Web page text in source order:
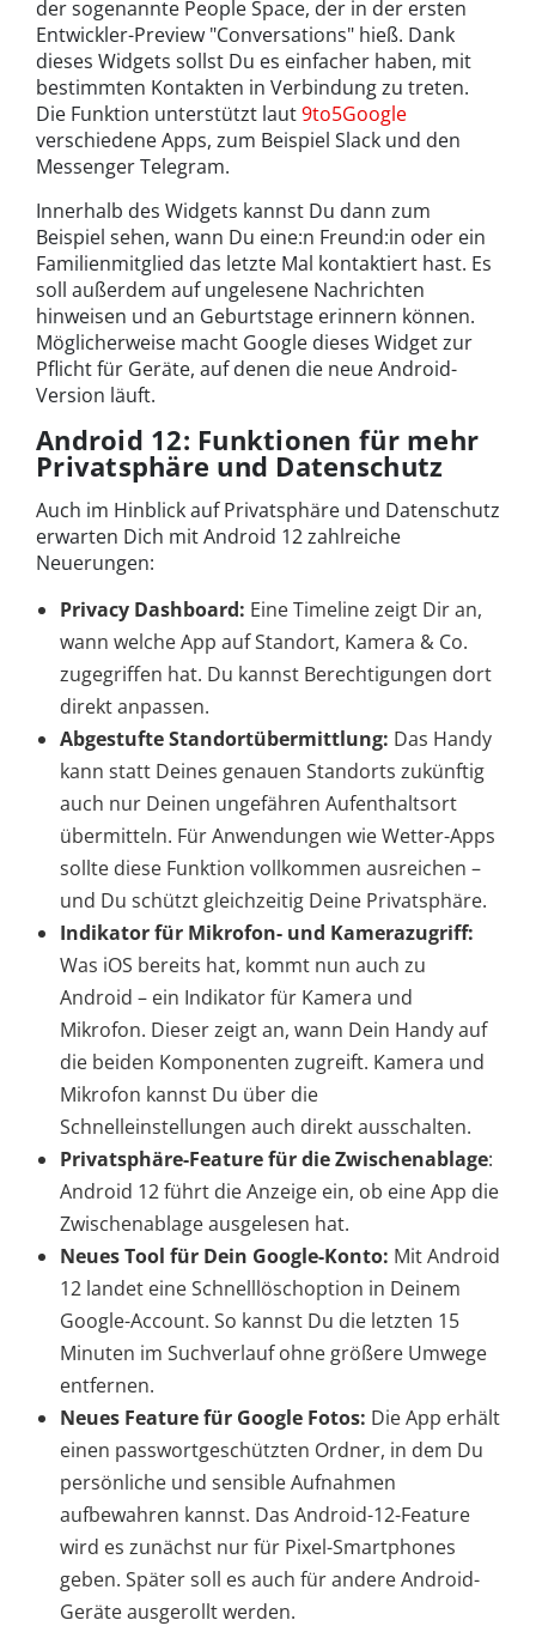
der sogenannte People Space, der in der ersten
Entwickler-Preview "Conversations" hieß. Dank
dieses Widgets sollst Du es einfacher haben, mit
bestimmten Kontakten in Verbindung zu treten.
Die Funktion unterstützt laut9to5Google
verschiedene Apps, zum Beispiel Slack und den
Messenger Telegram.
Innerhalb des Widgets kannst Du dann zum
Beispiel sehen, wann Du eine:n Freund:in oder ein
Familienmitglied das letzte Mal kontaktiert hast. Es
soll außerdem auf ungelesene Nachrichten
hinweisen und an Geburtstage erinnern können.
Möglicherweise macht Google dieses Widget zur
Pflicht für Geräte, auf denen die neue Android-
Version läuft.
Android 12: Funktionen für mehr
Privatsphäre und Datenschutz
Auch im Hinblick auf Privatsphäre und Datenschutz
erwarten Dich mit Android 12 zahlreiche
Neuerungen:
Privacy Dashboard: Eine Timeline zeigt Dir an,
wann welche App auf Standort, Kamera & Co.
zugegriffen hat. Du kannst Berechtigungen dort
direkt anpassen.
Abgestufte Standortübermittlung: Das Handy
kann statt Deines genauen Standorts zukünftig
auch nur Deinen ungefähren Aufenthaltsort
übermitteln. Für Anwendungen wie Wetter-Apps
sollte diese Funktion vollkommen ausreichen –
und Du schützt gleichzeitig Deine Privatsphäre.
Indikator für Mikrofon- und Kamerazugriff:
Was iOS bereits hat, kommt nun auch zu
Android – ein Indikator für Kamera und
Mikrofon. Dieser zeigt an, wann Dein Handy auf
die beiden Komponenten zugreift. Kamera und
Mikrofon kannst Du über die
Schnelleinstellungen auch direkt ausschalten.
Privatsphäre-Feature für die Zwischenablage:
Android 12 führt die Anzeige ein, ob eine App die
Zwischenablage ausgelesen hat.
Neues Tool für Dein Google-Konto: Mit Android
12 landet eine Schnelllöschoption in Deinem
Google-Account. So kannst Du die letzten 15
Minuten im Suchverlauf ohne größere Umwege
entfernen.
Neues Feature für Google Fotos: Die App erhält
einen passwortgeschützten Ordner, in dem Du
persönliche und sensible Aufnahmen
aufbewahren kannst. Das Android-12-Feature
wird es zunächst nur für Pixel-Smartphones
geben. Später soll es auch für andere Android-
Geräte ausgerollt werden.